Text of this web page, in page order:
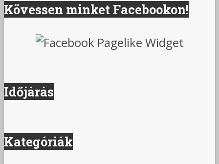
Kövessen minket Facebookon!
Időjárás
Kategóriák